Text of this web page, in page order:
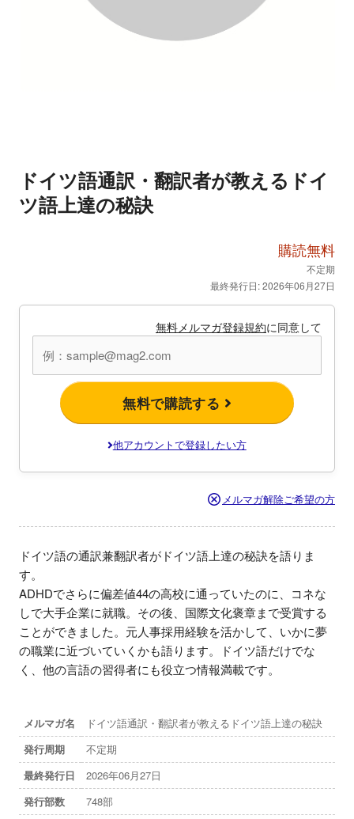
ドイツ語通訳・翻訳者が教えるドイ
ツ語上達の秘訣
購読無料
不定期
最終発行日: 2026年06月27日
無料メルマガ登録規約に同意して
無料で購読する
他アカウントで登録したい方
メルマガ解除ご希望の方
ドイツ語の通訳兼翻訳者がドイツ語上達の秘訣を語りま
す。
ADHDでさらに偏差値44の高校に通っていたのに、コネな
しで大手企業に就職。その後、国際文化褒章まで受賞する
ことができました。元人事採用経験を活かして、いかに夢
の職業に近づいていくかも語ります。ドイツ語だけでな
く、他の言語の習得者にも役立つ情報満載です。
メルマガ名
ドイツ語通訳・翻訳者が教えるドイツ語上達の秘訣
発行周期
不定期
最終発行日
2026年06月27日
発行部数
748部